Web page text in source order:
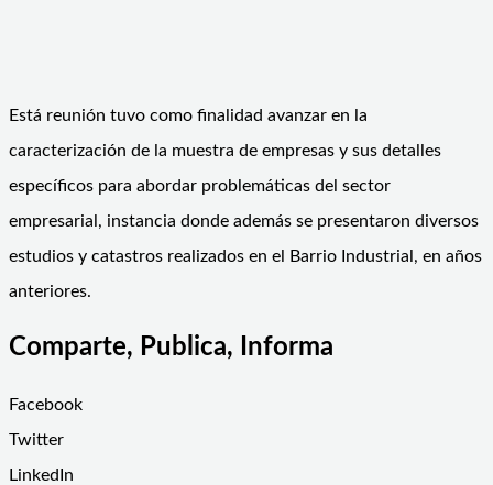
Está reunión tuvo como finalidad avanzar en la
caracterización de la muestra de empresas y sus detalles
específicos para abordar problemáticas del sector
empresarial, instancia donde además se presentaron diversos
estudios y catastros realizados en el Barrio Industrial, en años
anteriores.
Comparte, Publica, Informa
Facebook
Twitter
LinkedIn